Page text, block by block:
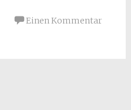
Einen Kommentar